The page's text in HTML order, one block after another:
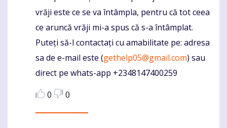
vrăji este ce se va întâmpla, pentru că tot ceea
ce aruncă vrăji mi-a spus că s-a întâmplat.
Puteți să-l contactați cu amabilitate pe: adresa
sa de e-mail este (gethelp05@gmail.com) sau
direct pe whats-app +2348147400259
0
0